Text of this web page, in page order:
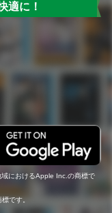
適に！
におけるApple Inc.の商標で
です。